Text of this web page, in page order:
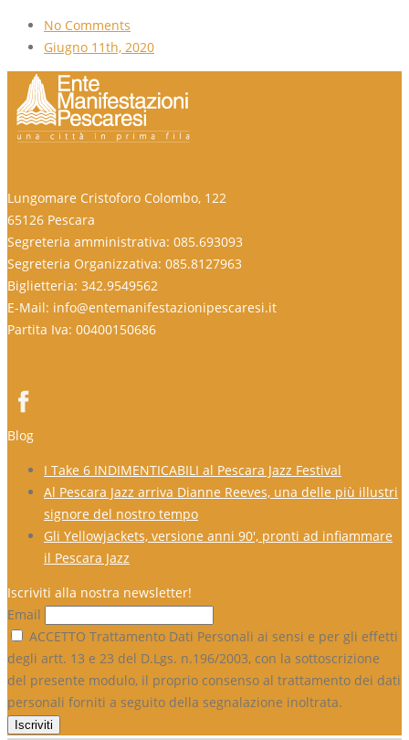
No Comments
Giugno 11th, 2020
Lungomare Cristoforo Colombo, 122
65126 Pescara
Segreteria amministrativa: 085.693093
Segreteria Organizzativa: 085.8127963
Biglietteria: 342.9549562
E-Mail: info@entemanifestazionipescaresi.it
Partita Iva: 00400150686
Blog
I Take 6 INDIMENTICABILI al Pescara Jazz Festival
Al Pescara Jazz arriva Dianne Reeves, una delle più illustri
signore del nostro tempo
Gli Yellowjackets, versione anni 90′, pronti ad infiammare
il Pescara Jazz
Iscriviti alla nostra newsletter!
Email
ACCETTO Trattamento Dati Personali ai sensi e per gli effetti
degli artt. 13 e 23 del D.Lgs. n.196/2003, con la sottoscrizione
del presente modulo, il proprio consenso al trattamento dei dati
personali forniti a seguito della segnalazione inoltrata.